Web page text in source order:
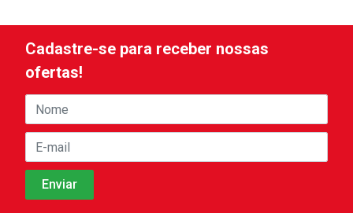
Cadastre-se para receber nossas
ofertas!